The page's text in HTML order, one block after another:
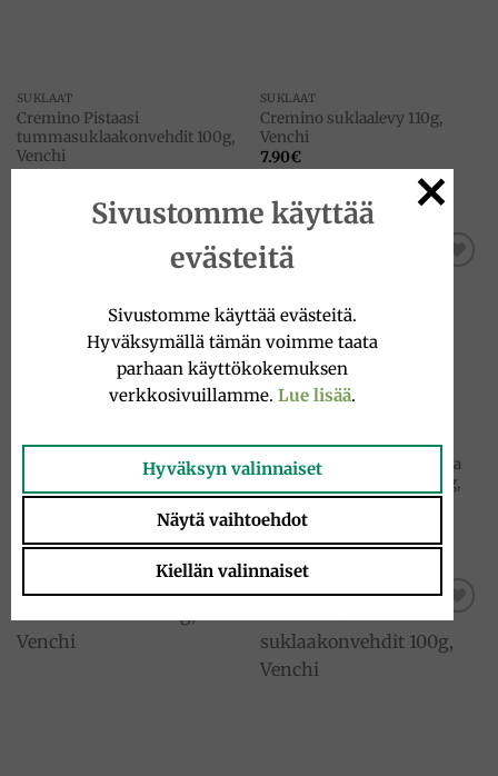
SUKLAAT
Cremino Pistaasi
tummasuklaakonvehdit 100g,
Venchi
SUKLAAT
Cremino suklaalevy 110g,
Venchi
7.90€
VARASTO LOPPU
SUKLAAT
Gianduiotto suklaakonvehdit
7.20€
SUKLAAT
Gianduiotto Vegan vuodesta
1878 suklaakonvehdit 100g,
Venchi
8.50€
Add to
wishlist
Sivustomme käyttää
evästeitä
Sivustomme käyttää evästeitä.
Hyväksymällä tämän voimme taata
parhaan käyttökokemuksen
verkkosivuillamme. Lue lisää.
Hyväksyn valinnaiset
Näytä vaihtoehdot
Kiellän valinnaiset